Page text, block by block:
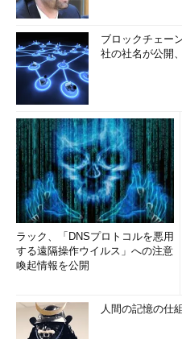
ブロックチェー
社の社名が公開
ラック、「DNSプロトコルを悪用
する遠隔操作ウイルス」への注意
喚起情報を公開
人間の記憶の仕